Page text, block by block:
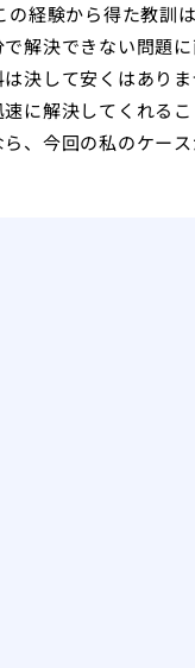
の経験から得た教訓
解決できない問題
決して安くはあり
に解決してくれる
、今回の私のケー